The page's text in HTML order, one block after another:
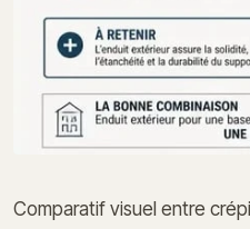
Comparatif visuel entre